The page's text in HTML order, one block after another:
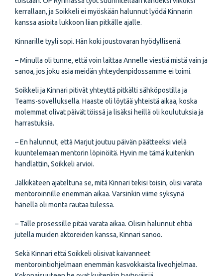
kerrallaan, ja Soikkeli ei myöskään halunnut lyödä Kinnarin
kanssa asioita lukkoon liian pitkälle ajalle.
Kinnarille tyyli sopi. Hän koki joustovaran hyödyllisenä.
– Minulla oli tunne, että voin laittaa Annelle viestiä mistä vain ja
sanoa, jos joku asia meidän yhteydenpidossamme ei toimi.
Soikkeli ja Kinnari pitivät yhteyttä pitkälti sähköpostilla ja
Teams-sovelluksella. Haaste oli löytää yhteistä aikaa, koska
molemmat olivat päivät töissä ja lisäksi heillä oli koulutuksia ja
harrastuksia.
– En halunnut, että Marjut joutuu päivän päätteeksi vielä
kuuntelemaan mentorin löpinöitä. Hyvin me tämä kuitenkin
handlattiin, Soikkeli arvioi.
Jälkikäteen ajateltuna se, mitä Kinnari tekisi toisin, olisi varata
mentoroinnille enemmän aikaa. Varsinkin viime syksynä
hänellä oli monta rautaa tulessa.
– Tälle prosessille pitää varata aikaa. Olisin halunnut ehtiä
jutella muiden aktoreiden kanssa, Kinnari sanoo.
Sekä Kinnari että Soikkeli olisivat kaivanneet
mentorointiohjelmaan enemmän kasvokkaista liveohjelmaa.